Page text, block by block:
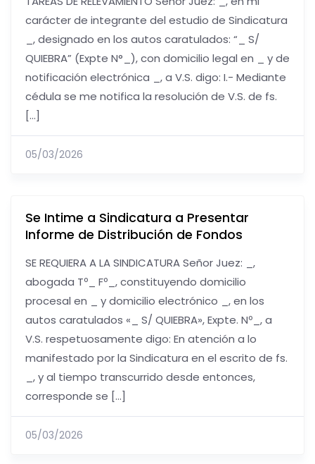
carácter de integrante del estudio de Sindicatura
_, designado en los autos caratulados: “_ S/
QUIEBRA” (Expte N°_), con domicilio legal en _ y de
notificación electrónica _, a V.S. digo: I.- Mediante
cédula se me notifica la resolución de V.S. de fs.
[…]
05/03/2026
Se Intime a Sindicatura a Presentar
Informe de Distribución de Fondos
SE REQUIERA A LA SINDICATURA Señor Juez: _,
abogada Tº_ Fº_, constituyendo domicilio
procesal en _ y domicilio electrónico _, en los
autos caratulados «_ S/ QUIEBRA», Expte. Nº_, a
V.S. respetuosamente digo: En atención a lo
manifestado por la Sindicatura en el escrito de fs.
_, y al tiempo transcurrido desde entonces,
corresponde se […]
05/03/2026